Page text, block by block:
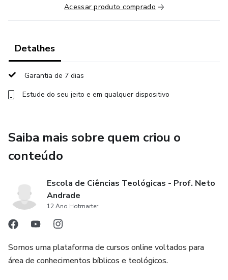
teológico. Por isso, o curso é acessível mediante um único
pagamento, sem cobrança de mensalidades adicionais.
3. Todas as Disciplinas Liberadas:
Você terá acesso imediato a todas as disciplinas do curso,
interesses e ritmo de aprendizado.
Não há pressão de prazos. Você tem a liberdade de
concluir o curso no seu próprio tempo, adaptando-o à sua
5. Diploma de Conclusão:
Ao finalizar com sucesso o curso, você receberá um
Teológicas, reconhecido pela qualidade e relevância
acadêmica.
Acessar produto comprado
Detalhes
Garantia de 7 dias
Estude do seu jeito e em qualquer dispositivo
Saiba mais sobre quem criou o
conteúdo
Escola de Ciências Teológicas - Prof. Neto
Andrade
12 Ano Hotmarter
Somos uma plataforma de cursos online voltados para
área de conhecimentos bíblicos e teológicos.